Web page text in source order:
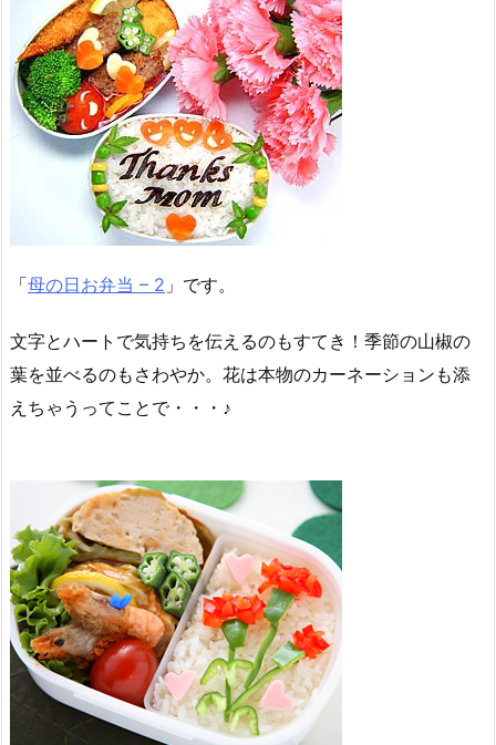
「母の日お弁当 – 2 」です。
文字とハートで気持ちを伝えるのもすてき！季節の山椒の
葉を並べるのもさわやか。花は本物のカーネーションも添
えちゃうってことで・・・♪